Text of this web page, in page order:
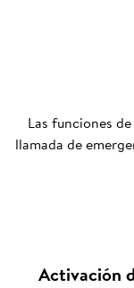
Las funciones
llamada de
Activación